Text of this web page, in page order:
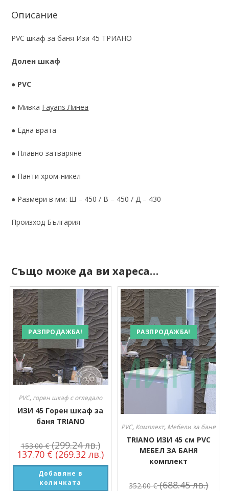
Описание
PVC шкаф за баня Изи 45 ТРИАНО
Долен шкаф
● PVC
● Мивка Fayans Линеа
● Една врата
● Плавно затваряне
● Панти хром-никел
● Размери в мм: Ш – 450 / В – 450 / Д – 430
Произход България
Също може да ви хареса…
РАЗПРОДАЖБА!
PVC, горен шкаф с огледало
ИЗИ 45 Горен шкаф за
баня TRIANO
153.00€ (299.24 лв.)
137.70 € (269.32 лв.)
Добавяне в
количката
РАЗПРОДАЖБА!
PVC, Комплект, Мебели за баня
TRIANO ИЗИ 45 см PVC
МЕБЕЛ ЗА БАНЯ
комплект
352.00€ (688.45 лв.)